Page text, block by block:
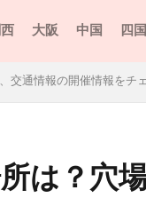
大阪 中国 四国
交通情報の開催情報をチェ
は？穴